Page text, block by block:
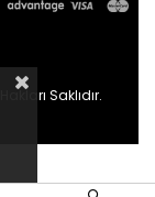
Saklıdır.